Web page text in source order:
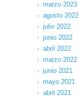
marzo 2023
agosto 2022
julio 2022
junio 2022
abril 2022
marzo 2022
junio 2021
mayo 2021
abril 2021